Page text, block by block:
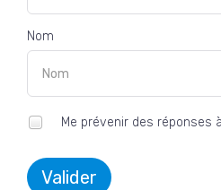
Nom
Me prévenir des réponses
Valider